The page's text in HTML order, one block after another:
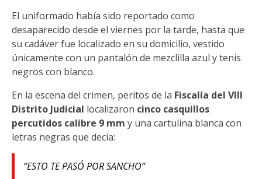
El uniformado había sido reportado como
desaparecido desde el viernes por la tarde, hasta que
su cadáver fue localizado en su domicilio, vestido
únicamente con un pantalón de mezclilla azul y tenis
negros con blanco.
En la escena del crimen, peritos de la Fiscalía del VIII
Distrito Judicial localizaron cinco casquillos
percutidos calibre 9 mm y una cartulina blanca con
letras negras que decía:
“ESTO TE PASÓ POR SANCHO”